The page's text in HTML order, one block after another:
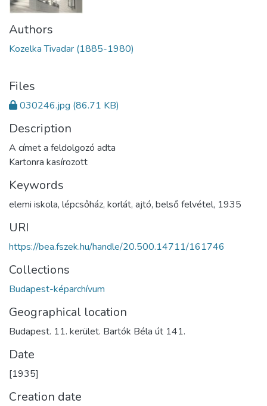
Authors
Kozelka Tivadar (1885-1980)
Files
030246.jpg (86.71 KB)
Description
A címet a feldolgozó adta
Kartonra kasírozott
Keywords
elemi iskola, lépcsőház, korlát, ajtó, belső felvétel, 1935
URI
https://bea.fszek.hu/handle/20.500.14711/161746
Collections
Budapest-képarchívum
Geographical location
Budapest. 11. kerület. Bartók Béla út 141.
Date
[1935]
Creation date